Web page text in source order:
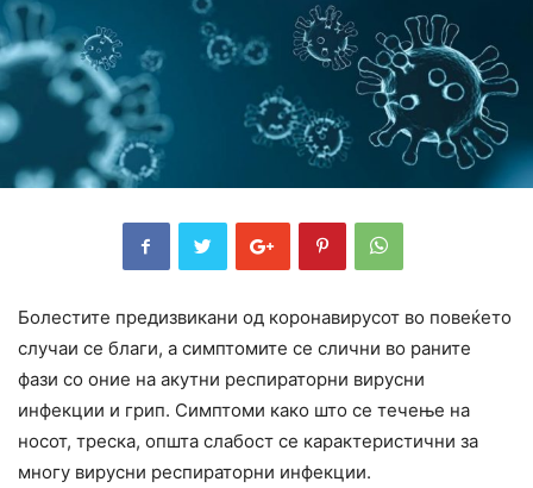
Болестите предизвикани од коронавирусот во повеќето
случаи се благи, а симптомите се слични во раните
фази со оние на акутни респираторни вирусни
инфекции и грип. Симптоми како што се течење на
носот, треска, општа слабост се карактеристични за
многу вирусни респираторни инфекции.